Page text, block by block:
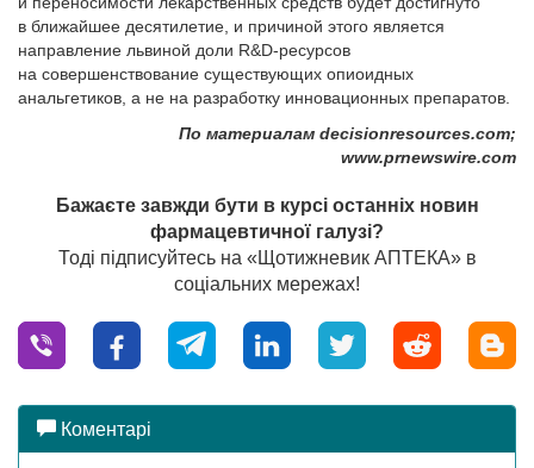
в ближайшее десятилетие, и причиной этого является
направление львиной доли R&D-ресурсов
на совершенствование существующих опиоидных
анальгетиков, а не на разработку инновационных препаратов.
По материалам decisionresources.com;
www.prnewswire.com
Бажаєте завжди бути в курсі останніх новин
фармацевтичної галузі?
Тоді підписуйтесь на «Щотижневик АПТЕКА» в
соціальних мережах!
Коментарі